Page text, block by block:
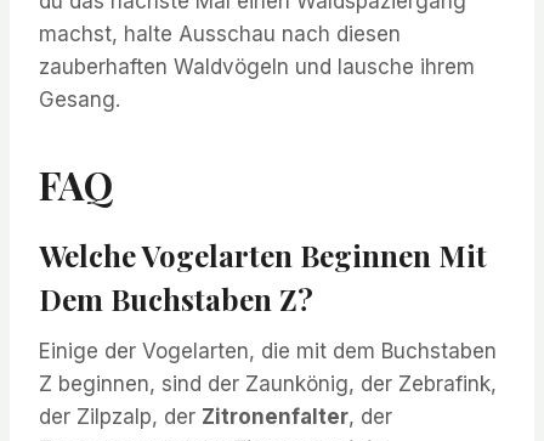
machst, halte Ausschau nach diesen
zauberhaften Waldvögeln und lausche ihrem
Gesang.
FAQ
Welche Vogelarten Beginnen Mit
Dem Buchstaben Z?
Einige der Vogelarten, die mit dem Buchstaben
Z beginnen, sind der Zaunkönig, der Zebrafink,
der Zilpzalp, der Zitronenfalter, der